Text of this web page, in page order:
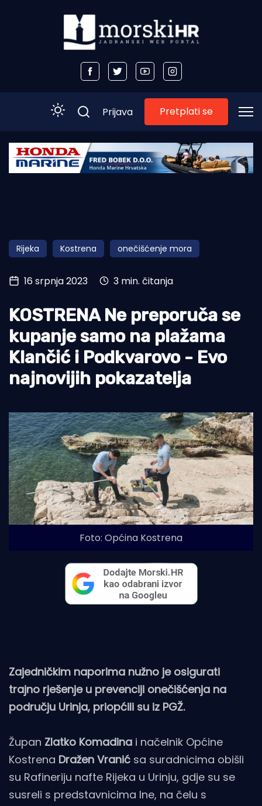
Početna
Obala
Otoci
Turizam i nautika
Pomorstvo
Ribolov
Ekologija
Tradicija i kultura
Prijava Pretplati se
Rijeka Kostrena onečišćenje mora
16 srpnja 2023 3 min. čitanja
KOSTRENA Ne preporuča se
kupanje samo na plažama
Klančić i Podkvarovo - Evo
najnovijih pokazatelja
Foto: Općina Kostrena
Zajedničkim naporima nužno je osigurati
trajno rješenje u prevenciji onečišćenja na
području Urinja, priopćili su iz PGŽ.
Župan Zlatko Komadina i načelnik Općine
Kostrena Dražen Vranić sa suradnicima obišli
su Rafineriju nafte Rijeka u Urinju, gdje su se
susreli s predstavnicima Ine, na čelu s